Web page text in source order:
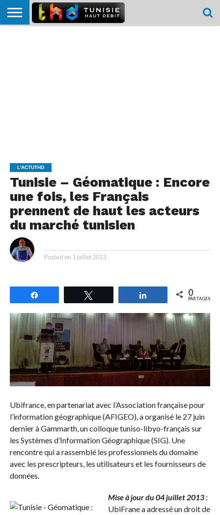
L'ACTUTHD
Tunisie – Géomatique : Encore
une fois, les Français
prennent de haut les acteurs
du marché tunisien
Posted on 1 juillet 2013
Partagez 0
PARTAGES
Ubifrance, en partenariat avec l’Association française pour
l’information géographique (AFIGEO), a organisé le 27 juin
dernier à Gammarth, un colloque tuniso-libyo-français sur
les Systèmes d’Information Géographique (SIG). Une
rencontre qui a rassemblé les professionnels du domaine
avec les prescripteurs, les utilisateurs et les fournisseurs de
données.
Mise à jour du 04 juillet 2013:
UbiFrane a adressé un droit de